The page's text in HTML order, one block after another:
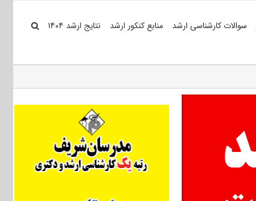
سوالات کارشناسی ارشد منابع کنکور ارشد نتایج ارشد ۱۴۰۴